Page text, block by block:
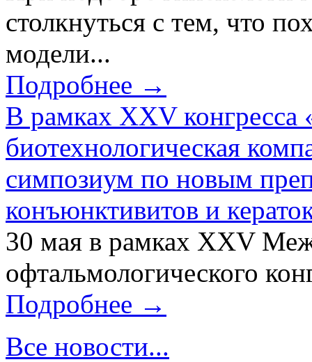
столкнуться с тем, что
модели...
Подробнее →
В рамках XXV конгресса
биотехнологическая
симпозиум по новым
конъюнктивитов и
30 мая в рамках XXV
офтальмологического
Подробнее →
Все новости...